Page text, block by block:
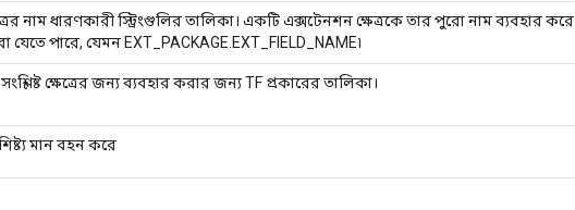
নাম ধারণকারী স্ট্রিংগুলির তালিকা। একটি এক্সটেনশন ক্ষেত্রকে তার পুরো নাম ব্যবহার করে
পারে, যেমন EXT_PACKAGE.EXT_FIELD_NAME৷
সংশ্লিষ্ট ক্ষেত্রের জন্য ব্যবহার করার জন্য TF প্রকারের তালিকা।
মান বহন করে